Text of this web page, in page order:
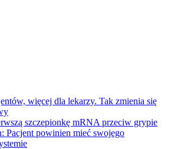
więcej dla lekarzy. Tak zmienia się
szczepionkę mRNA przeciw grypie
Pacjent powinien mieć swojego